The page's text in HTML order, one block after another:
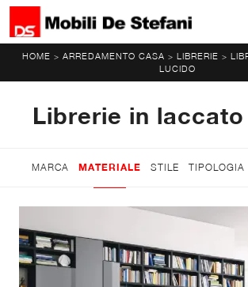
HOME > ARREDAMENTO CASA > LIBRERIE >
LUCIDO
Librerie in
MARCA MATERIALE STILE TIPOLOGIA